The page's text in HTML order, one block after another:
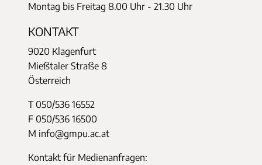
Montag bis Freitag 8.00 Uhr - 21.30 Uhr
KONTAKT
9020 Klagenfurt
Mießtaler Straße 8
Österreich
T 050/536 16552
F 050/536 16500
M info@gmpu.ac.at
Kontakt für Medienanfragen: